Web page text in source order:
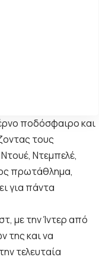
ποδόσφαιρο και
τους
Ντεμπελέ,
πρωτάθλημα,
για πάντα
με την Ίντερ από
της και να
τελευταία